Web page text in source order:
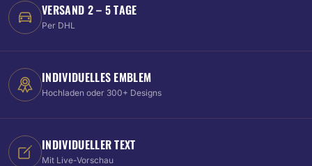
VERSAND 2 – 5 TAGE
Per DHL
INDIVIDUELLES EMBLEM
Hochladen oder 300+ Designs
INDIVIDUELLER TEXT
Mit Live-Vorschau